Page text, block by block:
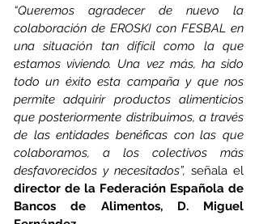
“Queremos agradecer de nuevo la
colaboración de EROSKI con FESBAL en
una situación tan difícil como la que
estamos viviendo. Una vez más, ha sido
todo un éxito esta campaña y que nos
permite adquirir productos alimenticios
que posteriormente distribuimos, a través
de las entidades benéficas con las que
colaboramos, a los colectivos más
desfavorecidos y necesitados”,
director de la Federación Española de
Bancos de Alimentos, D. Miguel